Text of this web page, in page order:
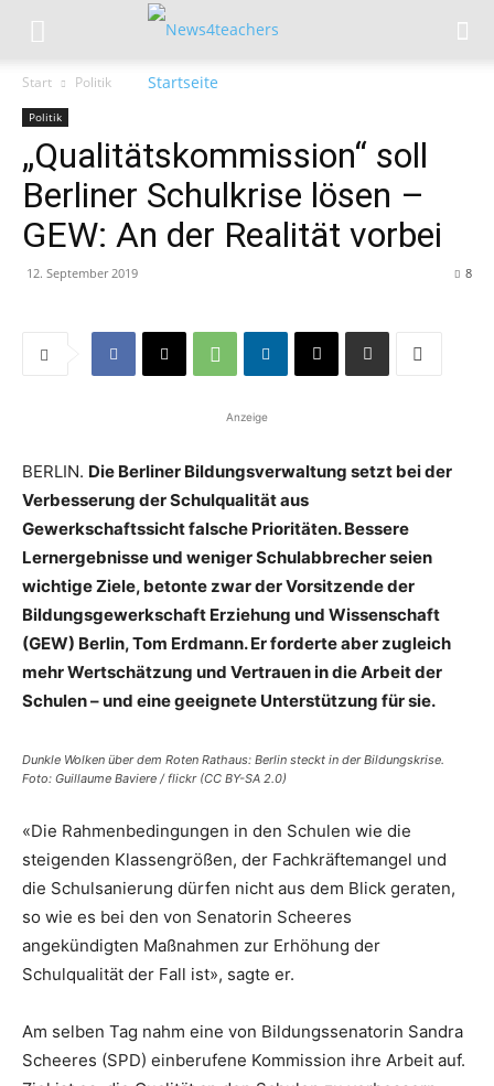
Start Politik
Politik
„Qualitätskommission“ soll
Berliner Schulkrise lösen –
GEW: An der Realität vorbei
12. September 2019 8
Anzeige
BERLIN. Die Berliner Bildungsverwaltung setzt bei der
Verbesserung der Schulqualität aus
Gewerkschaftssicht falsche Prioritäten. Bessere
Lernergebnisse und weniger Schulabbrecher seien
wichtige Ziele, betonte zwar der Vorsitzende der
Bildungsgewerkschaft Erziehung und Wissenschaft
(GEW) Berlin, Tom Erdmann. Er forderte aber zugleich
mehr Wertschätzung und Vertrauen in die Arbeit der
Schulen – und eine geeignete Unterstützung für sie.
Dunkle Wolken über dem Roten Rathaus: Berlin steckt in der Bildungskrise.
Foto: Guillaume Baviere / flickr (CC BY-SA 2.0)
«Die Rahmenbedingungen in den Schulen wie die
steigenden Klassengrößen, der Fachkräftemangel und
die Schulsanierung dürfen nicht aus dem Blick geraten,
so wie es bei den von Senatorin Scheeres
angekündigten Maßnahmen zur Erhöhung der
Schulqualität der Fall ist», sagte er.
Am selben Tag nahm eine von Bildungssenatorin Sandra
Scheeres (SPD) einberufene Kommission ihre Arbeit auf.